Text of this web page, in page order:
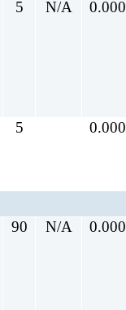
5 N/A 0.000
5 0.000
90 N/A 0.000